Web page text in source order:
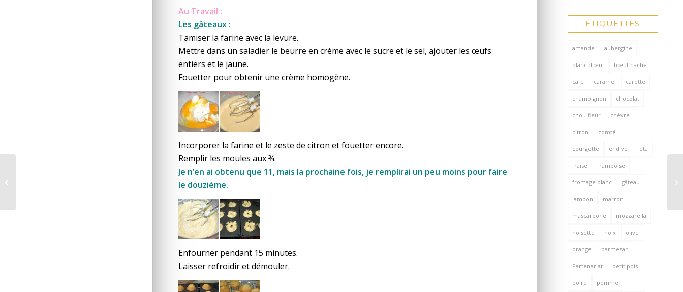
Au Travail :
Les gâteaux :
Tamiser la farine avec la levure.
Mettre dans un saladier le beurre en crème avec le sucre et le sel, ajouter les œufs
entiers et le jaune.
Fouetter pour obtenir une crème homogène.
Incorporer la farine et le zeste de citron et fouetter encore.
Remplir les moules aux ¾.
Je n’en ai obtenu que 11, mais la prochaine fois, je remplirai un peu moins pour faire
le douzième.
Enfourner pendant 15 minutes.
Laisser refroidir et démouler.
ÉTIQUETTES
amande aubergine
blanc d'œuf bœuf haché
café caramel carotte
champignon chocolat
chou-fleur chèvre
citron comté
courgette endive feta
fraise framboise
fromage blanc gâteau
Jambon marron
mascarpone mozzarella
noisette noix olive
orange parmesan
Partenariat petit pois
poire pomme